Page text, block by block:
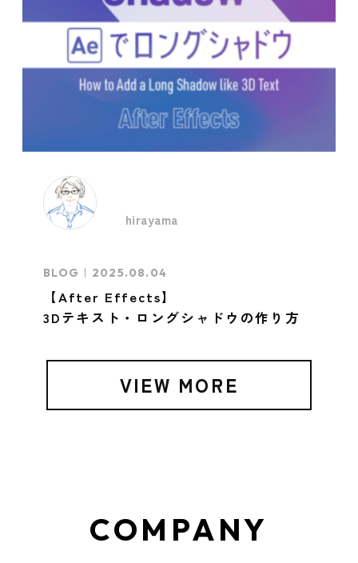
hirayama
BLOG 2025.08.04
【After Effects】
3Dテキスト・ロングシャドウの作り方
VIEW MORE
COMPANY